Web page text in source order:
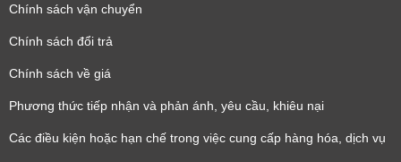
Chính sách vận chuyển
Chính sách đổi trả
Chính sách về giá
Phương thức tiếp nhận và phản ánh, yêu cầu, khiêu nại
Các điều kiện hoặc hạn chế trong việc cung cấp hàng hóa, dịch vụ